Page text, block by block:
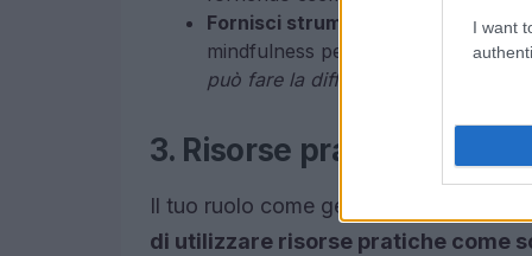
I want
Fornisci strumenti per la gestione
mindfulness per affrontare le
può fare la differenza!
3. Risorse pratiche per
Il tuo ruolo come genitore è
di utilizzare risorse pratiche come